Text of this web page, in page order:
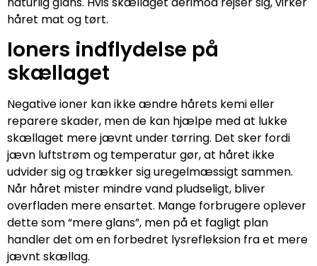
håret mat og tørt.
Ioners indflydelse på
skællaget
Negative ioner kan ikke ændre hårets kemi eller
reparere skader, men de kan hjælpe med at lukke
skællaget mere jævnt under tørring. Det sker fordi
jævn luftstrøm og temperatur gør, at håret ikke
udvider sig og trækker sig uregelmæssigt sammen.
Når håret mister mindre vand pludseligt, bliver
overfladen mere ensartet. Mange forbrugere oplever
dette som “mere glans”, men på et fagligt plan
handler det om en forbedret lysrefleksion fra et mere
jævnt skællag.